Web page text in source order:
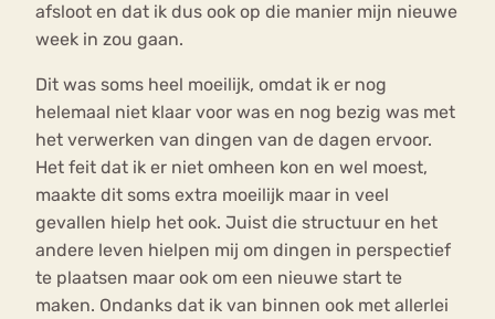
afsloot en dat ik dus ook op die manier mijn nieuwe
week in zou gaan.
Dit was soms heel moeilijk, omdat ik er nog
helemaal niet klaar voor was en nog bezig was met
het verwerken van dingen van de dagen ervoor.
Het feit dat ik er niet omheen kon en wel moest,
maakte dit soms extra moeilijk maar in veel
gevallen hielp het ook. Juist die structuur en het
andere leven hielpen mij om dingen in perspectief
te plaatsen maar ook om een nieuwe start te
maken. Ondanks dat ik van binnen ook met allerlei